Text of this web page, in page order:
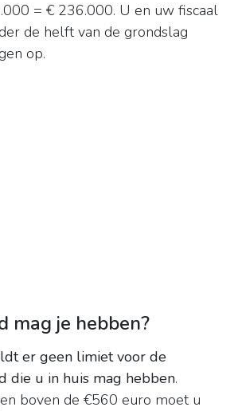
= € 236.000. U en uw fiscaal
de helft van de grondslag
op.
mag je hebben?
er geen limiet voor de
die u in huis mag hebben.
boven de €560 euro moet u